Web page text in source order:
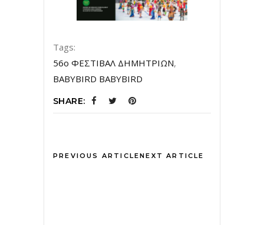
Tags:
56ο ΦΕΣΤΙΒΑΛ ΔΗΜΗΤΡΙΩΝ,
BABYBIRD BABYBIRD
SHARE:
PREVIOUS ARTICLENEXT ARTICLE